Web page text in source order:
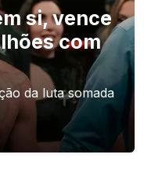
si, vence
com
da luta somada